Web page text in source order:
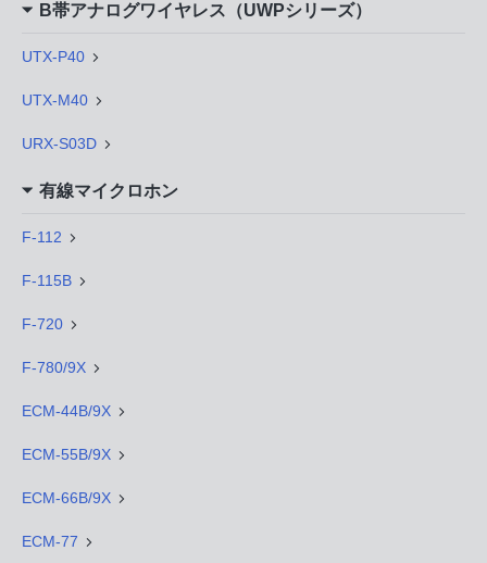
B帯アナログワイヤレス（UWPシリーズ）
UTX-P40
UTX-M40
URX-S03D
有線マイクロホン
F-112
F-115B
F-720
F-780/9X
ECM-44B/9X
ECM-55B/9X
ECM-66B/9X
ECM-77